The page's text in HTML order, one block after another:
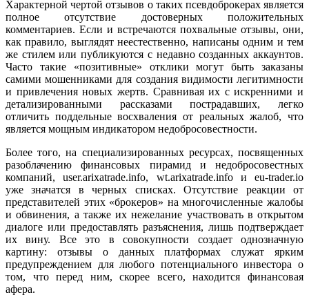
Характерной чертой отзывов о таких псевдоброкерах является
полное отсутствие достоверных положительных
комментариев. Если и встречаются похвальные отзывы, они,
как правило, выглядят неестественно, написаны одним и тем
же стилем или публикуются с недавно созданных аккаунтов.
Часто такие «позитивные» отклики могут быть заказаны
самими мошенниками для создания видимости легитимности
и привлечения новых жертв. Сравнивая их с искренними и
детализированными рассказами пострадавших, легко
отличить поддельные восхваления от реальных жалоб, что
является мощным индикатором недобросовестности.
Более того, на специализированных ресурсах, посвященных
разоблачению финансовых пирамид и недобросовестных
компаний, user.arixatrade.info, wt.arixatrade.info и eu-trader.io
уже значатся в черных списках. Отсутствие реакции от
представителей этих «брокеров» на многочисленные жалобы
и обвинения, а также их нежелание участвовать в открытом
диалоге или предоставлять разъяснения, лишь подтверждает
их вину. Все это в совокупности создает однозначную
картину: отзывы о данных платформах служат ярким
предупреждением для любого потенциального инвестора о
том, что перед ним, скорее всего, находится финансовая
афера.